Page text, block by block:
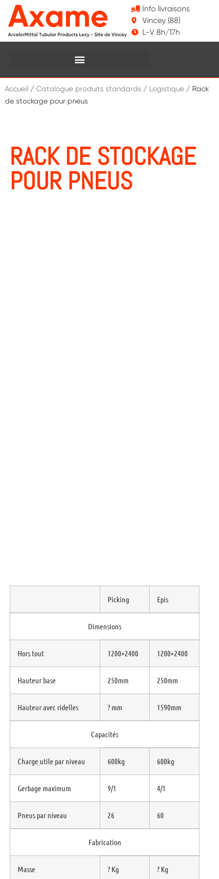
Info livraisons
Vincey (88)
L-V 8h/17h
Accueil / Catalogue produits standards / Logistique / Rack
de stockage pour pneus
RACK DE STOCKAGE
POUR PNEUS
Picking Epis
Dimensions
Hors tout 1200×2400 1200×2400
Hauteur base 250mm 250mm
Hauteur avec ridelles ? mm 1590mm
Capacités
Charge utile par niveau 600kg 600kg
Gerbage maximum 9/1 4/1
Pneus par niveau 26 60
Fabrication
Masse ? Kg ? Kg